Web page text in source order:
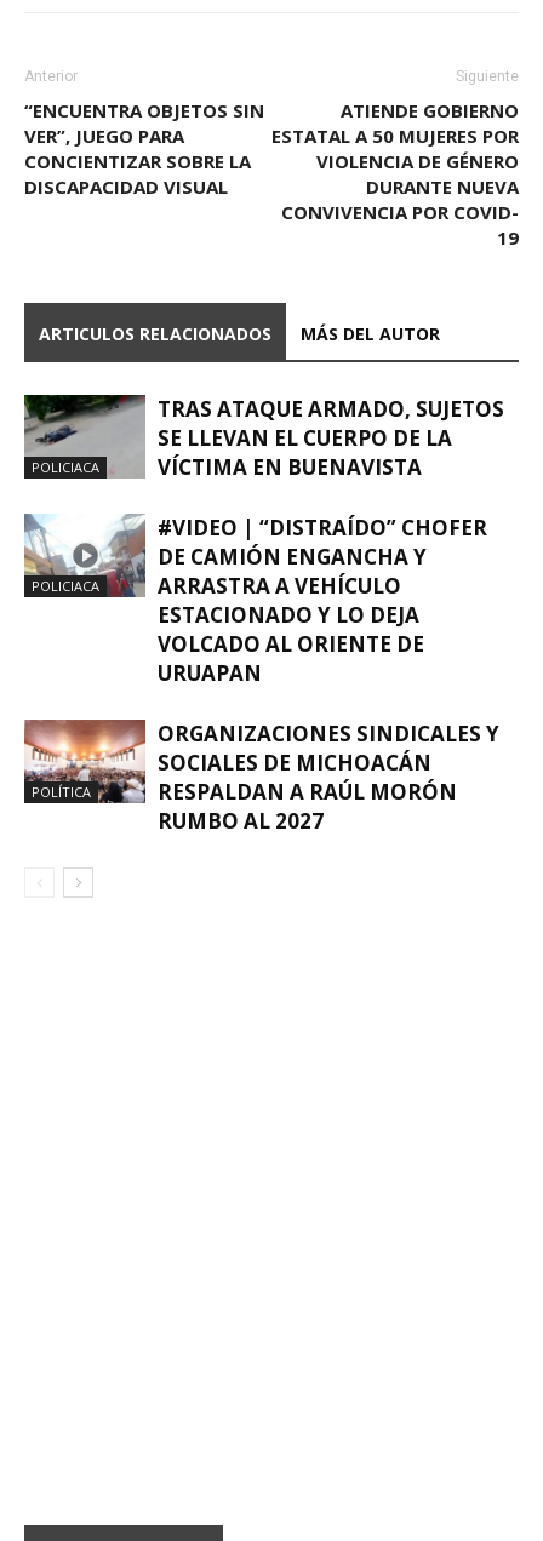
Anterior
“ENCUENTRA OBJETOS SIN
VER”, JUEGO PARA
CONCIENTIZAR SOBRE LA
DISCAPACIDAD VISUAL
Siguiente
ATIENDE GOBIERNO
ESTATAL A 50 MUJERES POR
VIOLENCIA DE GÉNERO
DURANTE NUEVA
CONVIVENCIA POR COVID-
19
ARTICULOS RELACIONADOS MÁS DEL AUTOR
POLICIACA
TRAS ATAQUE ARMADO, SUJETOS
SE LLEVAN EL CUERPO DE LA
VÍCTIMA EN BUENAVISTA
POLICIACA
#VIDEO | “DISTRAÍDO” CHOFER
DE CAMIÓN ENGANCHA Y
ARRASTRA A VEHÍCULO
ESTACIONADO Y LO DEJA
VOLCADO AL ORIENTE DE
URUAPAN
POLÍTICA
ORGANIZACIONES SINDICALES Y
SOCIALES DE MICHOACÁN
RESPALDAN A RAÚL MORÓN
RUMBO AL 2027